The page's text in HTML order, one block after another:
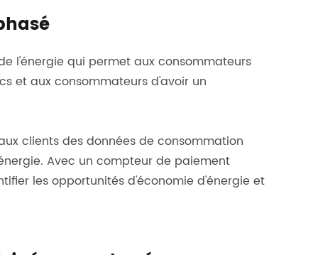
l'énergie qui permet aux consommateurs
et aux consommateurs d'avoir un
clients des données de consommation
Avec un compteur de paiement
les opportunités d'économie d'énergie et